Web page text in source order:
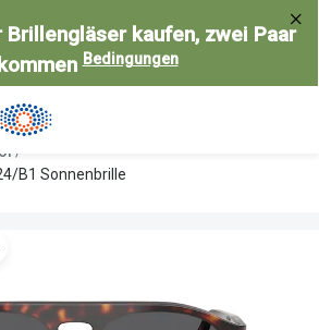
Brillengläser kaufen, zwei Paar
Bedingungen
B1 Sonnenbrille